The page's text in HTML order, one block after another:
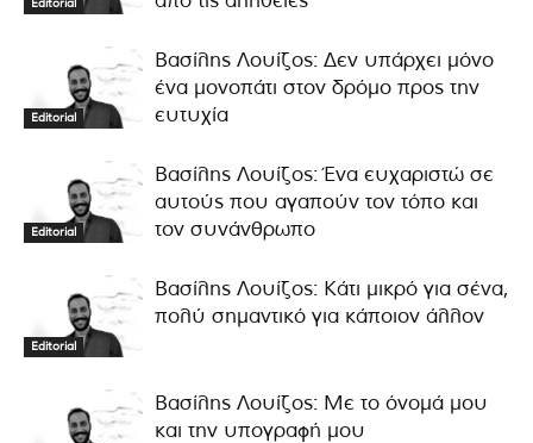
Editorial
Editorial
Βασίλης Λουίζος: Δεν υπάρχει μόνο
ένα μονοπάτι στον δρόμο προς την
ευτυχία
Editorial
Βασίλης Λουίζος: Ένα ευχαριστώ σε
αυτούς που αγαπούν τον τόπο και
τον συνάνθρωπο
Editorial
Βασίλης Λουίζος: Κάτι μικρό για σένα,
πολύ σημαντικό για κάποιον άλλον
Βασίλης Λουίζος: Με το όνομά μου
και την υπογραφή μου